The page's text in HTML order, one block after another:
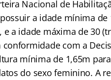
Nacional de
a idade mínima
e a idade máxima de 30
com a
mínima de 1,65m
do sexo feminino. A